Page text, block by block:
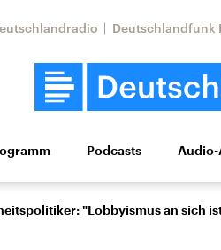
Deutschlandfunk
Wissen Kultur
Podcasts
"Lobbyismus an sich